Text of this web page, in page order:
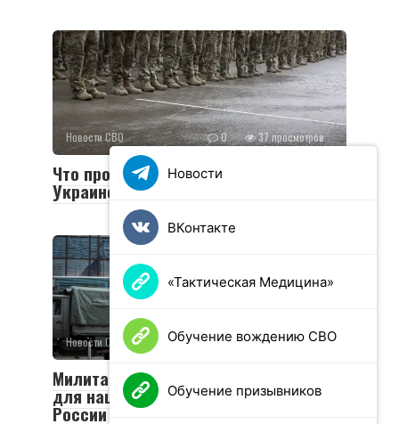
Новости СВО 0 37 просмотров
Что происходит с мобилизацией на
Украине
Новости СВО 0 16 просмотров
Милитаризация Европы: анализ угроз
для национальной безопасности
России
Новости
ВКонтакте
«Тактическая Медицина»
Обучение вождению СВО
Обучение призывников